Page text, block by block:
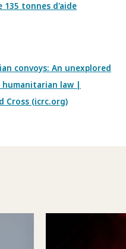
135 tonnes d'aide
convoys: An unexplored
law |
Cross (icrc.org)